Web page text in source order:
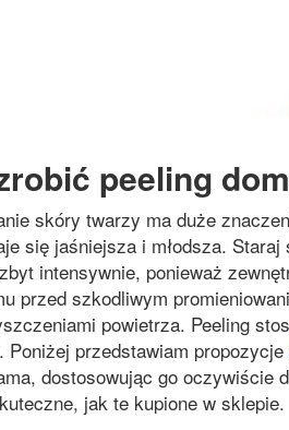
peeling
skóry twarzy ma duże
się jaśniejsza i młodsza.
intensywnie, ponieważ
przed szkodliwym
powietrza. Peeling
Poniżej przedstawiam propozycje
dostosowując go oczywiście
jak te kupione w sklepie.